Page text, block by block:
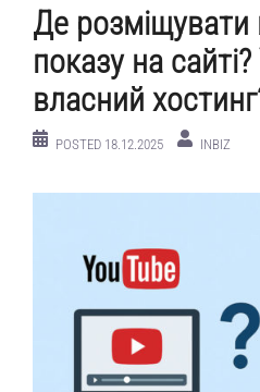
Де розміщувати
показу на
власний
POSTED 18.12.2025 INBIZ